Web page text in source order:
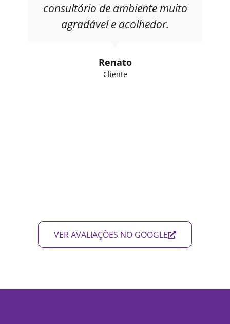
consultório de ambiente muito
agradável e acolhedor.
Renato
Cliente
VER AVALIAÇÕES NO GOOGLE